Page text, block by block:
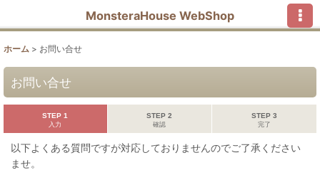
MonsteraHouse WebShop
ホーム > お問い合せ
お問い合せ
STEP 1
入力
STEP 2
確認
STEP 3
完了
以下よくある質問ですが対応しておりませんのでご了承ください
ませ。